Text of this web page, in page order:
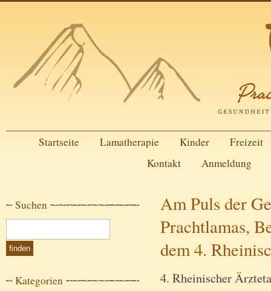
Startseite Lamatherapie Kinder
Freizeit
Kontakt
Anmeldung
Suchen
Kategorien
Am Puls der
Prachtlamas,
dem 4.
4. Rheinischer